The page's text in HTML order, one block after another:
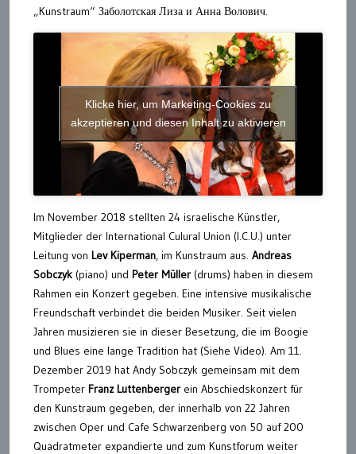
„Kunstraum“ Заболотская Лиза и Анна Волович.
Klicke hier, um Marketing-Cookies zu
akzeptieren und diesen Inhalt zu aktivieren
Im November 2018 stellten 24 israelische Künstler,
Mitglieder der International Culural Union (I.C.U.) unter
Leitung von Lev Kiperman, im Kunstraum aus. Andreas
Sobczyk (piano) und Peter Müller (drums) haben in diesem
Rahmen ein Konzert gegeben. Eine intensive musikalische
Freundschaft verbindet die beiden Musiker. Seit vielen
Jahren musizieren sie in dieser Besetzung, die im Boogie
und Blues eine lange Tradition hat (Siehe Video). Am 11.
Dezember 2019 hat Andy Sobczyk gemeinsam mit dem
Trompeter Franz Luttenberger ein Abschiedskonzert für
den Kunstraum gegeben, der innerhalb von 22 Jahren
zwischen Oper und Cafe Schwarzenberg von 50 auf 200
Quadratmeter expandierte und zum Kunstforum weiter